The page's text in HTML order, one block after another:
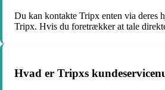
Du kan kontakte Tripx enten via deres
Tripx. Hvis du foretrækker at tale
Hvad er Tripxs